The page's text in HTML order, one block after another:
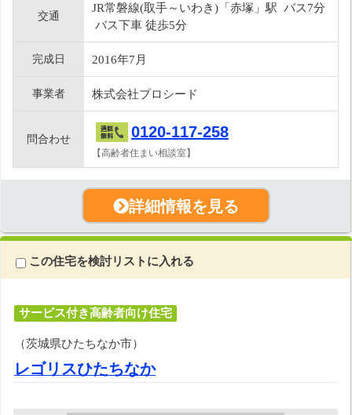
交通
JR常磐線(取手～いわき)「赤塚」駅 バス7分
バス下車 徒歩5分
完成日 2016年7月
事業者 株式会社プロシード
問合わせ 0120-117-258
【高齢者住まい相談室】
詳細情報を見る
この住宅を検討リストに入れる
サービス付き高齢者向け住宅
（茨城県ひたちなか市）
レゴリスひたちなか